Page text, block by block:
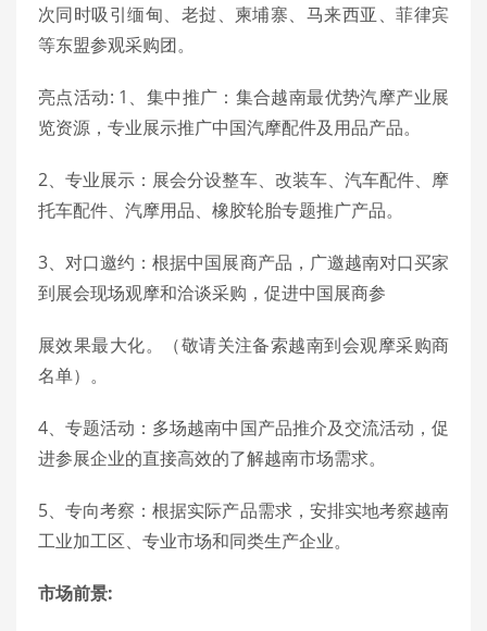
次同时吸引缅甸、老挝、柬埔寨、马来西亚、菲律宾
等东盟参观采购团。
亮点活动: 1、集中推广：集合越南最优势汽摩产业展
览资源，专业展示推广中国汽摩配件及用品产品。
2、专业展示：展会分设整车、改装车、汽车配件、摩
托车配件、汽摩用品、橡胶轮胎专题推广产品。
3、对口邀约：根据中国展商产品，广邀越南对口买家
到展会现场观摩和洽谈采购，促进中国展商参
展效果最大化。（敬请关注备索越南到会观摩采购商
名单）。
4、专题活动：多场越南中国产品推介及交流活动，促
进参展企业的直接高效的了解越南市场需求。
5、专向考察：根据实际产品需求，安排实地考察越南
工业加工区、专业市场和同类生产企业。
市场前景: